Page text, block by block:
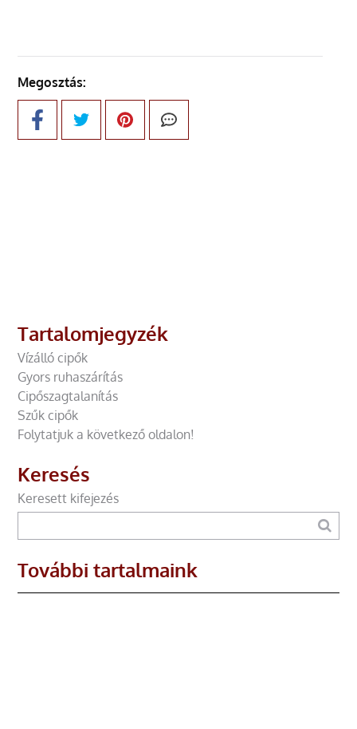
Megosztás:
Tartalomjegyzék
Vízálló cipők
Gyors ruhaszárítás
Cipőszagtalanítás
Szűk cipők
Folytatjuk a következő oldalon!
Keresés
Keresett kifejezés
További tartalmaink